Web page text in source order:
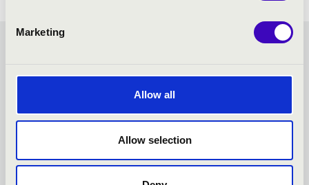
Marketing
Allow all
Allow selection
SZEGED - TOVÁBBI
KONCERTEK